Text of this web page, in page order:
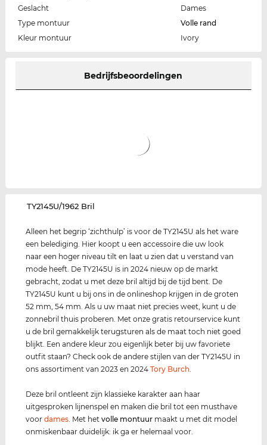
Geslacht
Dames
Type montuur
Volle rand
Kleur montuur
Ivory
Bedrijfsbeoordelingen
‌TY2145U/1962 Bril
Alleen het begrip ‘zichthulp’ is voor de TY2145U als het ware
een belediging. Hier koopt u een accessoire die uw look
naar een hoger niveau tilt en laat u zien dat u verstand van
mode heeft. De TY2145U is in 2024 nieuw op de markt
gebracht, zodat u met deze bril altijd bij de tijd bent. De
TY2145U kunt u bij ons in de onlineshop krijgen in de groten
52 mm, 54 mm. Als u uw maat niet precies weet, kunt u de
zonnebril thuis proberen. Met onze gratis retourservice kunt
u de bril gemakkelijk terugsturen als de maat toch niet goed
blijkt. Een andere kleur zou eigenlijk beter bij uw favoriete
outfit staan? Check ook de andere stijlen van der TY2145U in
ons assortiment van 2023 en 2024Tory Burch.
Deze bril ontleent zijn klassieke karakter aan haar
uitgesproken lijnenspel en maken die bril tot een musthave
voordames. Met hetvolle montuur maakt u met dit model
onmiskenbaar duidelijk: ik ga er helemaal voor.